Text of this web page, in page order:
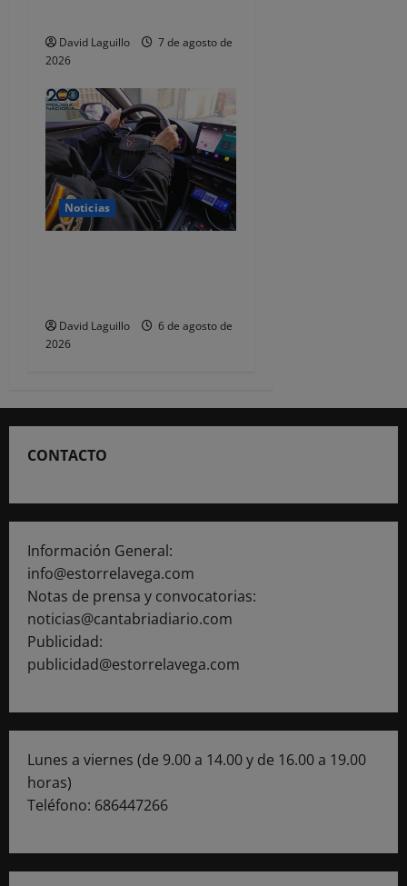
David Laguillo
7 de agosto de
2026
Noticias
David Laguillo
6 de agosto de
2026
CONTACTO
Información General:
info@estorrelavega.com
Notas de prensa y convocatorias:
noticias@cantabriadiario.com
Publicidad:
publicidad@estorrelavega.com
Lunes a viernes (de 9.00 a 14.00 y de 16.00 a 19.00
horas)
Teléfono: 686447266